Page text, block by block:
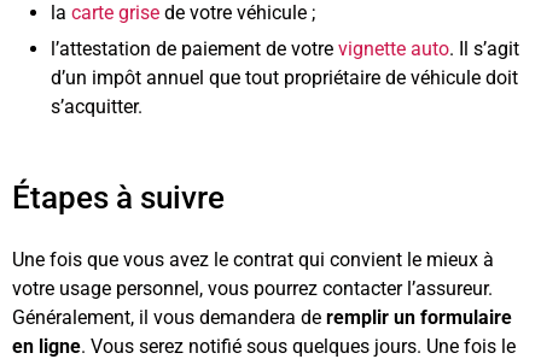
la carte grise de votre véhicule ;
l’attestation de paiement de votre vignette auto. Il s’agit
d’un impôt annuel que tout propriétaire de véhicule doit
s’acquitter.
Étapes à suivre
Une fois que vous avez le contrat qui convient le mieux à
votre usage personnel, vous pourrez contacter l’assureur.
Généralement, il vous demandera de remplir un formulaire
en ligne. Vous serez notifié sous quelques jours. Une fois le